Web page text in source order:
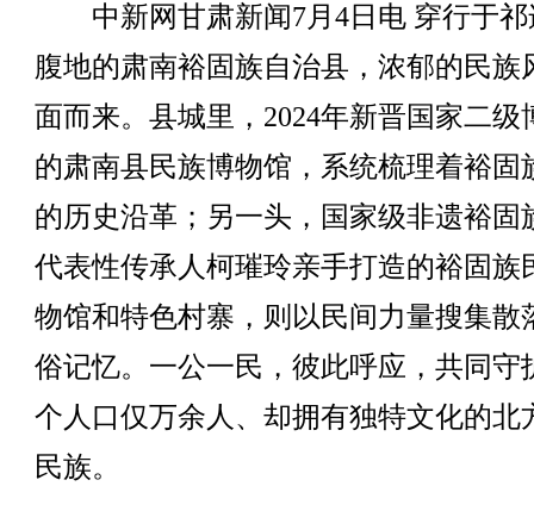
中新网甘肃新闻7月4日电 穿行于祁
腹地的肃南裕固族自治县，浓郁的民族
面而来。县城里，2024年新晋国家二级
的肃南县民族博物馆，系统梳理着裕固
的历史沿革；另一头，国家级非遗裕固
代表性传承人柯璀玲亲手打造的裕固族
物馆和特色村寨，则以民间力量搜集散
俗记忆。一公一民，彼此呼应，共同守
个人口仅万余人、却拥有独特文化的北
民族。